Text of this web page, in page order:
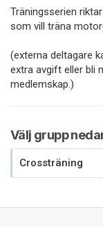
Träningsserien
som vill träna
(externa deltagare
extra avgift eller bli
medlemskap.)
Välj grupp
Crossträning